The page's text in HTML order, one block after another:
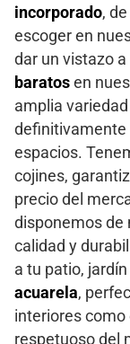
incorporado,
escoger en
dar un vistazo a
baratos en
amplia
definitivamente
espacios.
cojines,
precio del
disponemos de
calidad y
a tu patio,
acuarela,
interiores como
respetuoso del